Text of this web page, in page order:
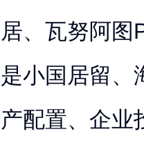
居、瓦努阿图
是小国居留、
产配置、企业